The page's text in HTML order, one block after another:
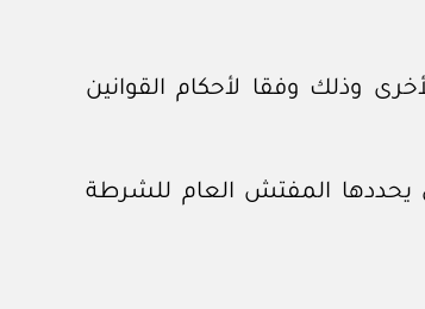
وذلك وفقا لأحكام القوانين
يحددها المفتش العام للشرطة